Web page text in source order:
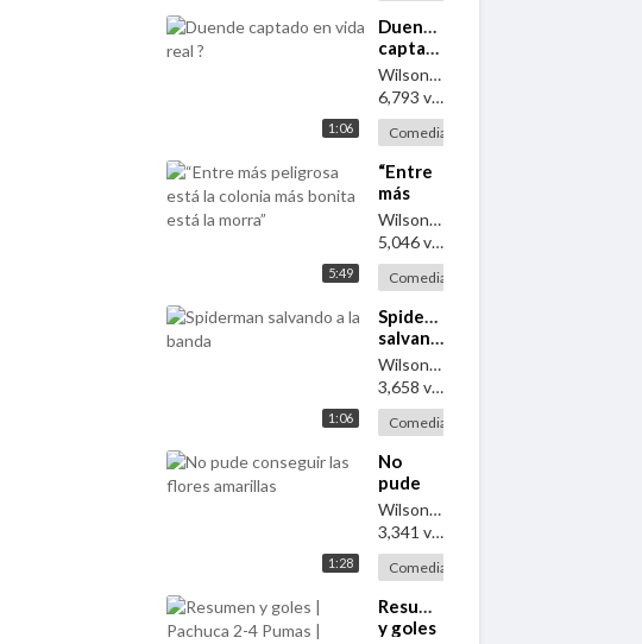
Copa
Oro
2023
CONCACAF
1:06
⁣Duende
captado
en vida
real ?
WilsonAlcaraz
6,793 vistas
Comedia
5:49
⁣
“Entre
más
peligrosa
está la
colonia
más
está la
morra”
WilsonAlcaraz
5,046 vistas
Comedia
1:06
⁣Spiderman
salvando
a la
banda
WilsonAlcaraz
3,658 vistas
Comedia
1:28
⁣
No
pude
conseguir
las
flores
amarillas
WilsonAlcaraz
3,341 vistas
Comedia
⁣Resumen
y goles